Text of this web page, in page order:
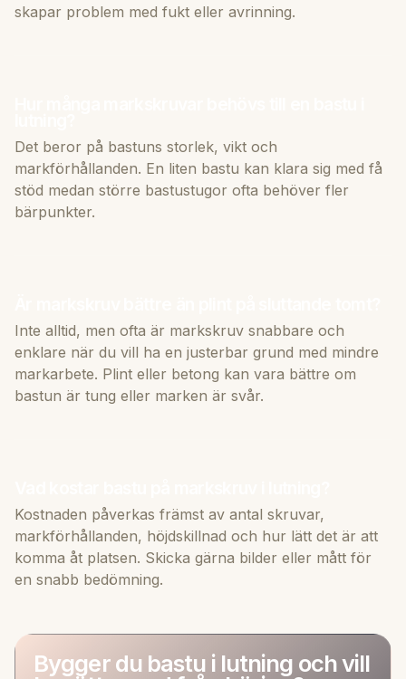
skapar problem med fukt eller avrinning.
Det beror på bastuns storlek, vikt och
markförhållanden. En liten bastu kan klara sig med få
stöd medan större bastustugor ofta behöver fler
bärpunkter.
Inte alltid, men ofta är markskruv snabbare och
enklare när du vill ha en justerbar grund med mindre
markarbete. Plint eller betong kan vara bättre om
bastun är tung eller marken är svår.
Kostnaden påverkas främst av antal skruvar,
markförhållanden, höjdskillnad och hur lätt det är att
komma åt platsen. Skicka gärna bilder eller mått för
en snabb bedömning.
Bygger du bastu i lutning och vill